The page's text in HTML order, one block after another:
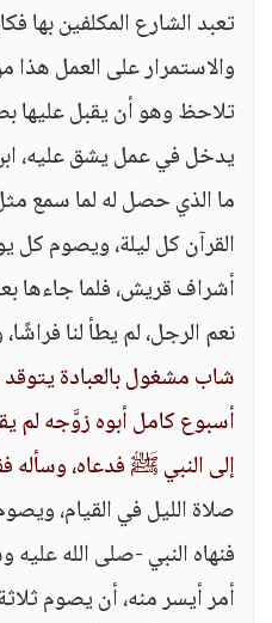
تعبد الشارع المكلفين بها
والاستمرار على العمل
تلاحظ وهو أن يقبل عليها
يدخل في عمل يشق عليه،
ما الذي حصل له لما سمع
القرآن كل ليلة، ويصوم كل
أشراف قريش، فلما جاءها
نعم الرجل، لم يطأ لنا
شاب مشغول بالعبادة
أسبوع كامل أبوه زوَّجه لم
إلى النبي ﷺ فدعاه، وسأله
صلاة الليل في القيام،
فنهاه النبي -صلى الله
أمر أيسر منه، أن يصوم